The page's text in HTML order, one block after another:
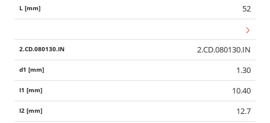
52
2.CD.080130.IN
1.30
10.40
12.7